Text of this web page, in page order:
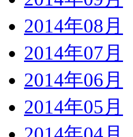
2014年08月
2014年07月
2014年06月
2014年05月